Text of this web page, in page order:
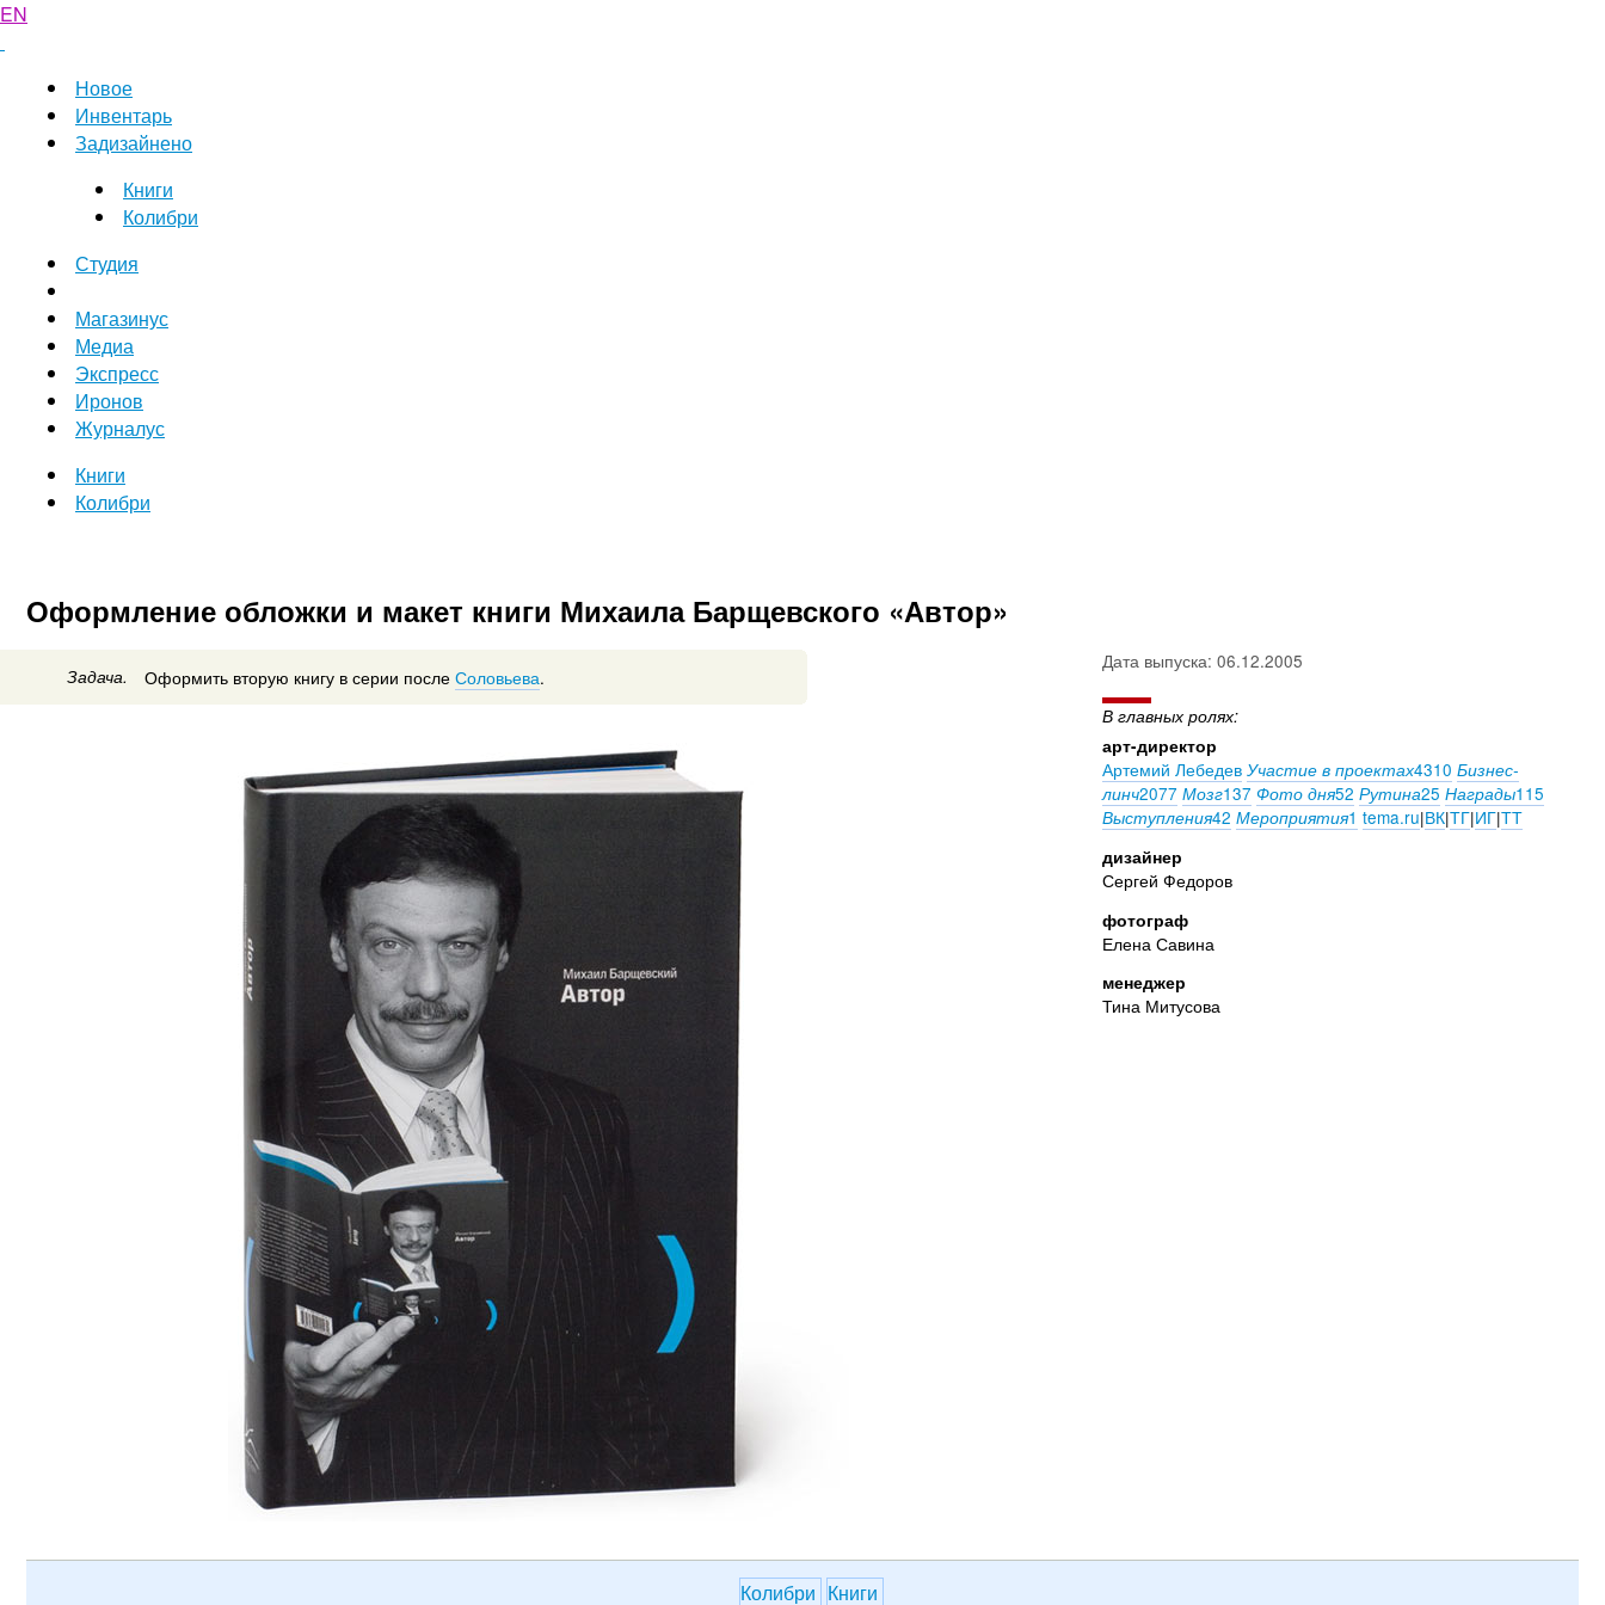
EN
Новое
Инвентарь
Задизайнено
Книги
Колибри
Студия
Магазинус
Медиа
Экспресс
Иронов
Журналус
Книги
Колибри
Оформление обложки и макет книги Михаила Барщевского «Автор»
Задача. Оформить вторую книгу в серии после Соловьева.
Дата выпуска: 06.12.2005
В главных ролях:
арт-директор
Артемий Лебедев Участие в проектах4310 Бизнес-
линч2077 Мозг137 Фото дня52 Рутина25 Награды115
Выступления42 Мероприятия1 tema.ru|ВК|ТГ|ИГ|ТТ
дизайнер
Сергей Федоров
фотограф
Елена Савина
менеджер
Тина Митусова
Колибри Книги